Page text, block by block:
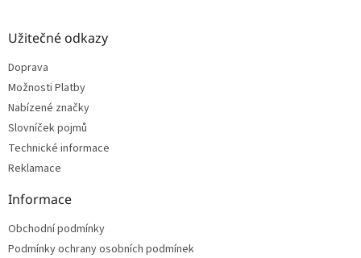
Užitečné odkazy
Doprava
Možnosti Platby
Nabízené značky
Slovníček pojmů
Technické informace
Reklamace
Informace
Obchodní podmínky
Podmínky ochrany osobních podmínek